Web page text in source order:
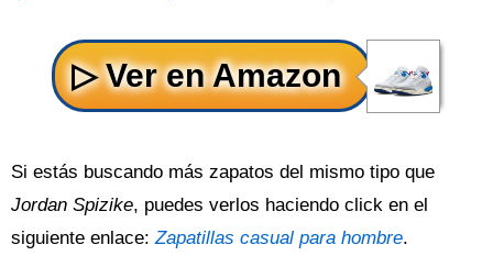
Si estás buscando más zapatos del mismo tipo que
Jordan Spizike, puedes verlos haciendo click en el
siguiente enlace:Zapatillas casual para hombre.